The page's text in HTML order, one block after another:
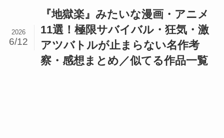
『地獄楽』みたいな漫画・アニメ
11選！極限サバイバル・狂気・激
アツバトルが止まらない名作考
察・感想まとめ／似てる作品一覧
2026
6/12